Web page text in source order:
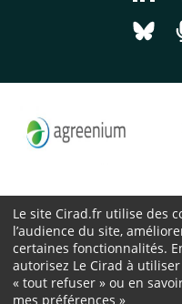
Protection des
Le site Cirad.fr utilise des
l’audience du site,
certaines fonctionnalités.
autorisez Le Cirad à
« tout refuser » ou en
mes préférences »